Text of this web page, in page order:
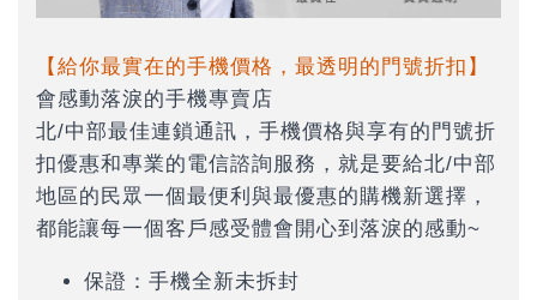
【給你最實在的手機價格，最透明的門號折扣】
會感動落淚的手機專賣店
北/中部最佳連鎖通訊，手機價格與享有的門號折
扣優惠和專業的電信諮詢服務，就是要給北/中部
地區的民眾一個最便利與最優惠的購機新選擇，
都能讓每一個客戶感受體會開心到落淚的感動~
保證：手機全新未拆封